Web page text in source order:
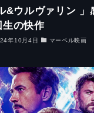
&ウルヴァリン 」
生の快作
年10月4日 マーベル映画